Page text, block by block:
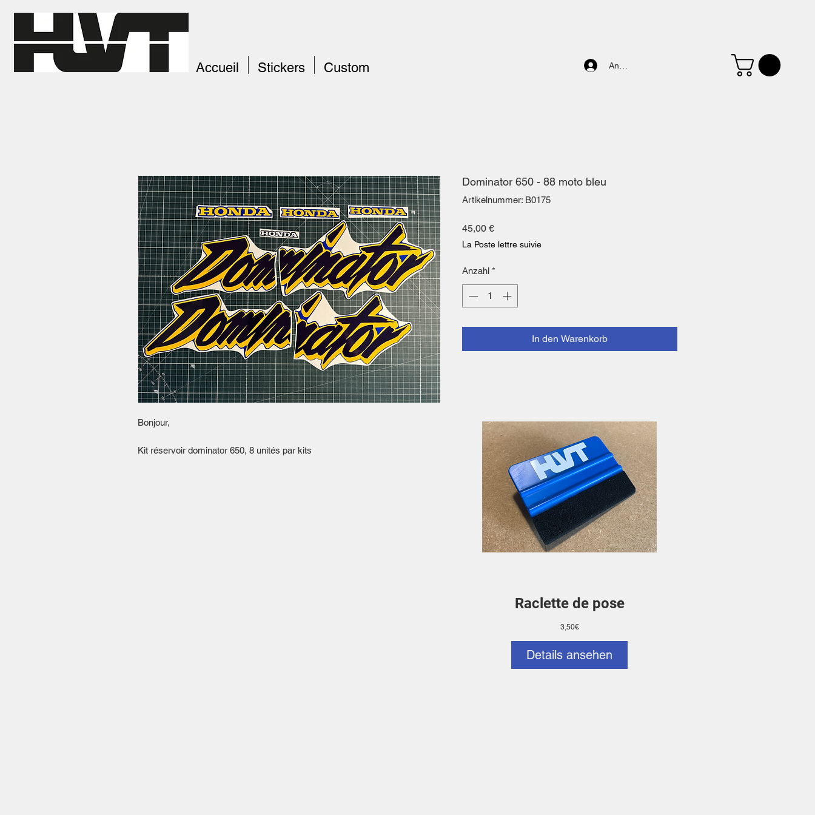
Anmelden
Accueil Stickers Custom
Raclette de pose
3,50€Preis
Details ansehen
Bonjour,
Kit réservoir dominator 650, 8 unités par kits
Dominator 650 - 88 moto bleu
Artikelnummer: B0175
45,00 €Preis
La Poste lettre suivie
Anzahl *
In den Warenkorb